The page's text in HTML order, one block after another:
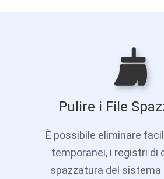
Pulire i File
È possibile eliminare
temporanei, i registri di
spazzatura del sistema